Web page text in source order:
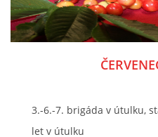
3.-6.-7. brigáda v útulku,
let v útulku